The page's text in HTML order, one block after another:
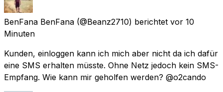
BenFana BenFana (@Beanz2710) berichtet vor 10
Minuten
Kunden, einloggen kann ich mich aber nicht da ich dafür
eine SMS erhalten müsste. Ohne Netz jedoch kein SMS-
Empfang. Wie kann mir geholfen werden? @o2cando